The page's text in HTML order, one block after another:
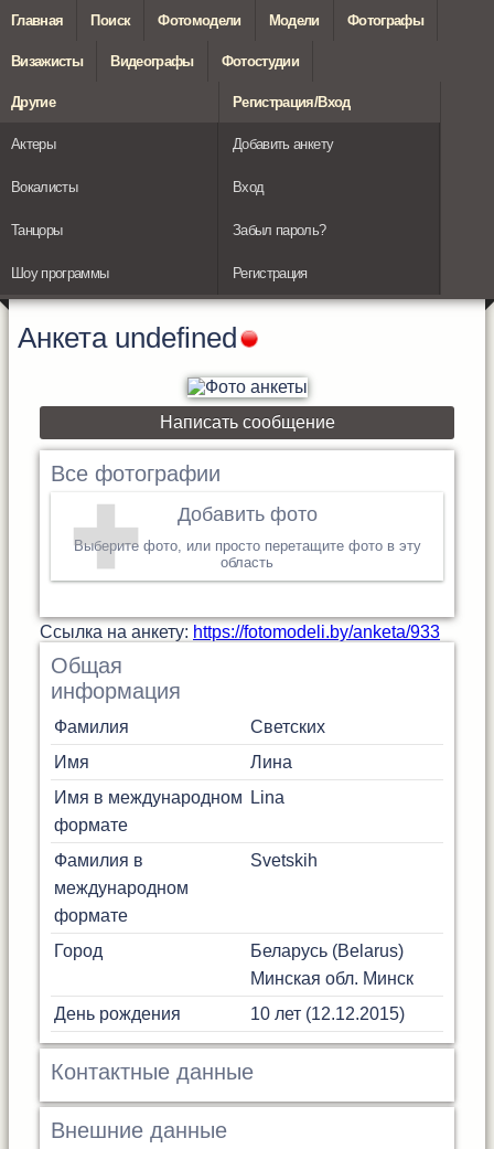
Главная Поиск Фотомодели Модели Фотографы
Визажисты Видеографы Фотостудии
Другие
Актеры
Вокалисты
Танцоры
Шоу программы
Регистрация/Вход
Добавить анкету
Вход
Забыл пароль?
Регистрация
Анкета undefined
Написать сообщение
Все фотографии
Добавить фото
Выберите фото, или просто перетащите фото в эту
область
Cсылка на анкету: https://fotomodeli.by/anketa/933
Общая
информация
Фамилия
Светских
Имя
Лина
Имя в международном
формате
Lina
Фамилия в
международном
формате
Svetskih
Город
Беларусь (Belarus)
Минская обл. Минск
День рождения
10 лет (12.12.2015)
Контактные данные
Внешние данные